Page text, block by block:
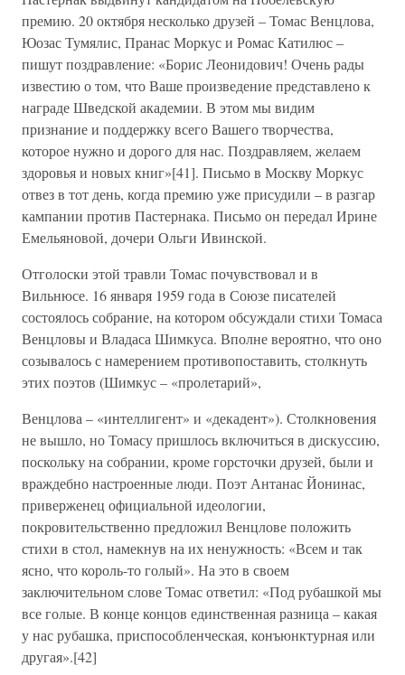
премию. 20 октября несколько друзей – Томас Венцлова,
Юозас Тумялис, Пранас Моркус и Ромас Катилюс –
пишут поздравление: «Борис Леонидович! Очень рады
известию о том, что Ваше произведение представлено к
награде Шведской академии. В этом мы видим
признание и поддержку всего Вашего творчества,
которое нужно и дорого для нас. Поздравляем, желаем
здоровья и новых книг»[41]. Письмо в Москву Моркус
отвез в тот день, когда премию уже присудили – в разгар
кампании против Пастернака. Письмо он передал Ирине
Емельяновой, дочери Ольги Ивинской.
Отголоски этой травли Томас почувствовал и в
Вильнюсе. 16 января 1959 года в Союзе писателей
состоялось собрание, на котором обсуждали стихи Томаса
Венцловы и Владаса Шимкуса. Вполне вероятно, что оно
созывалось с намерением противопоставить, столкнуть
этих поэтов (Шимкус – «пролетарий»,
Венцлова – «интеллигент» и «декадент»). Столкновения
не вышло, но Томасу пришлось включиться в дискуссию,
поскольку на собрании, кроме горсточки друзей, были и
враждебно настроенные люди. Поэт Антанас Йонинас,
приверженец официальной идеологии,
покровительственно предложил Венцлове положить
стихи в стол, намекнув на их ненужность: «Всем и так
ясно, что король-то голый». На это в своем
заключительном слове Томас ответил: «Под рубашкой мы
все голые. В конце концов единственная разница – какая
у нас рубашка, приспособленческая, конъюнктурная или
другая».[42]